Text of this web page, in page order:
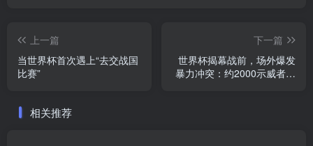
上一篇
当世界杯首次遇上“去交战国
比赛”
下一篇
世界杯揭幕战前，场外爆发
暴力冲突：约2000示威者企
相关推荐